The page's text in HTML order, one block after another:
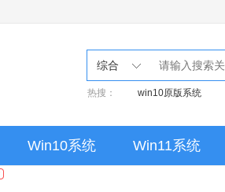
综合
热搜： win10原版系统
Win10系统 Win11系统